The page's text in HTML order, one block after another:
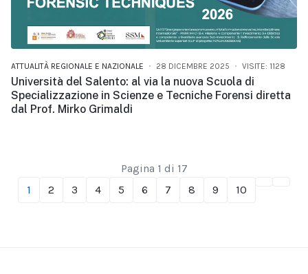
ATTUALITÀ REGIONALE E NAZIONALE 28 DICEMBRE 2025 VISITE: 1128
Università del Salento: al via la nuova Scuola di
Specializzazione in Scienze e Tecniche Forensi diretta
dal Prof. Mirko Grimaldi
1 2 3 4 5 6 7 8 9 10
Pagina 1 di 17